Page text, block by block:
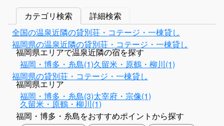
カテゴリ検索
詳細検索
全国の温泉近隣の貸別荘・コテージ・一棟貸し
福岡県の温泉近隣の貸別荘・コテージ・一棟貸し
福岡県エリアで温泉近隣の宿を探す
福岡・博多・糸島(1)久留米・原鶴・柳川(1)
福岡県の貸別荘・コテージ・一棟貸し
福岡県エリア
福岡・博多・糸島(3)太宰府・宗像(1)
久留米・原鶴・柳川(1)
福岡・博多・糸島をおすすめポイントから探す